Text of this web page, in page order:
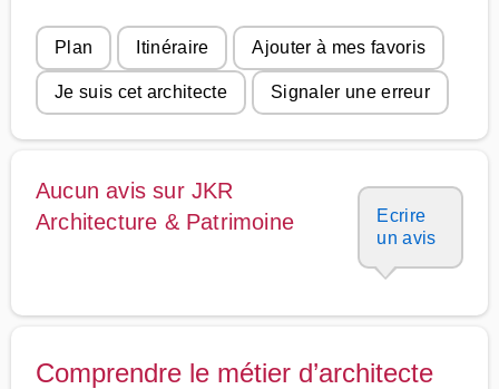
Plan Itinéraire Ajouter à mes favoris
Je suis cet architecte Signaler une erreur
Aucun avis sur JKR
Architecture & Patrimoine
Ecrire
un avis
Comprendre le métier d’architecte